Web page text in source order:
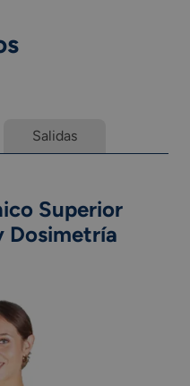
Salidas
Superior
Dosimetría